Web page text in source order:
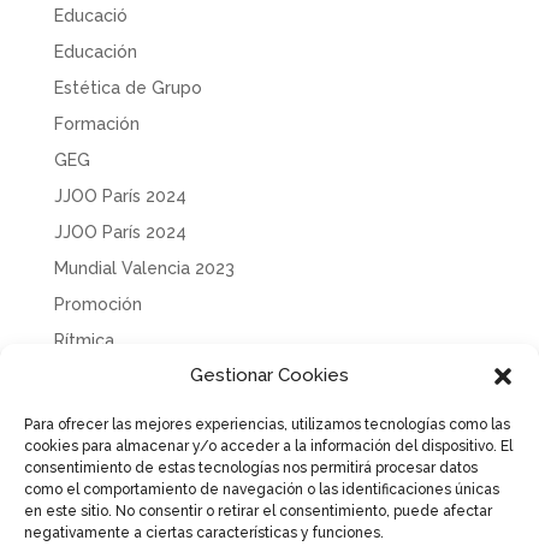
Gestionar Cookies
Para ofrecer las mejores experiencias, utilizamos tecnologías como las
cookies para almacenar y/o acceder a la información del dispositivo. El
consentimiento de estas tecnologías nos permitirá procesar datos
como el comportamiento de navegación o las identificaciones únicas
en este sitio. No consentir o retirar el consentimiento, puede afectar
negativamente a ciertas características y funciones.
Educació
Educación
Estética de Grupo
Formación
GEG
JJOO París 2024
JJOO París 2024
Mundial Valencia 2023
Promoción
Rítmica
Solidaridad
Tecnificación
Uncategorized